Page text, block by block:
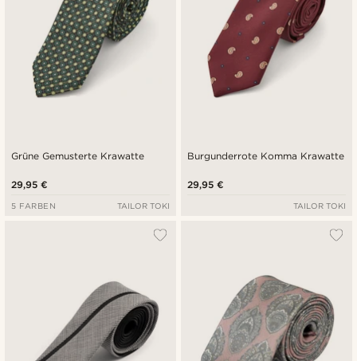
Grüne Gemusterte Krawatte
29,95 €
5 FARBEN TAILOR TOKI
Burgunderrote Komma Krawatte
29,95 €
TAILOR TOKI